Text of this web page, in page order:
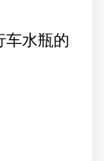
车水瓶的